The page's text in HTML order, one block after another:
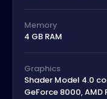
Memory
4 GB RAM
Graphics
Shader Model 4.0
GeForce 8000,